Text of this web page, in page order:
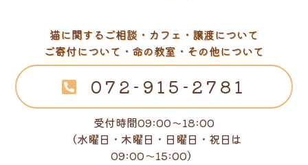
猫に関するご相談・カフェ・譲渡について
ご寄付について・命の教室・その他について
072-915-2781
受付時間09:00～18:00
（水曜日・木曜日・日曜日・祝日は
09:00～15:00）